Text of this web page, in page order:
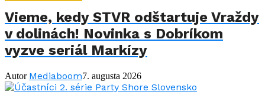
Vieme, kedy STVR odštartuje Vraždy
v dolinách! Novinka s Dobríkom
vyzve seriál Markízy
Autor Mediaboom7. augusta 2026